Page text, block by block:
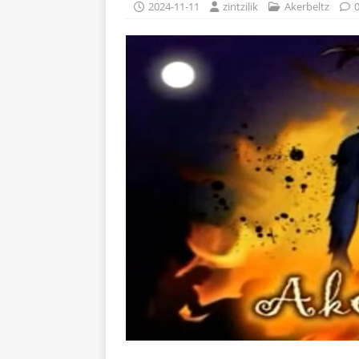
2024-11-11 zintzilik Akerbeltz 0